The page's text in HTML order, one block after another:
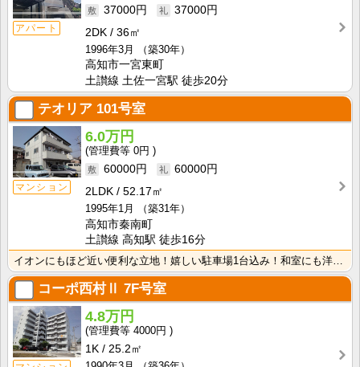
アパート
37000円
37000円
2DK
36㎡
1996年3月
（築30年）
高知市一宮東町
土讃線 土佐一宮駅 徒歩20分
テオリア 101号室
マンション
6.0万円
0円
60000円
60000円
2LDK
52.17㎡
1995年1月
（築31年）
高知市秦南町
土讃線 高知駅 徒歩16分
コーポ西村Ⅱ 7F号室
4.8万円
4000円
1K
25.2㎡